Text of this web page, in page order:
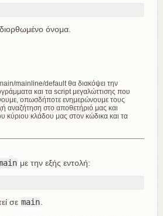
όνομα.
mainline/default θα διακόψει την
και τα script μεγαλώττισης που
οπωσδήποτε ενημερώνουμε τους
αναζήτηση στο αποθετήριό μας και
κύριου κλάδου μας στον κώδικα και τα
με την εξής εντολή:
σε main